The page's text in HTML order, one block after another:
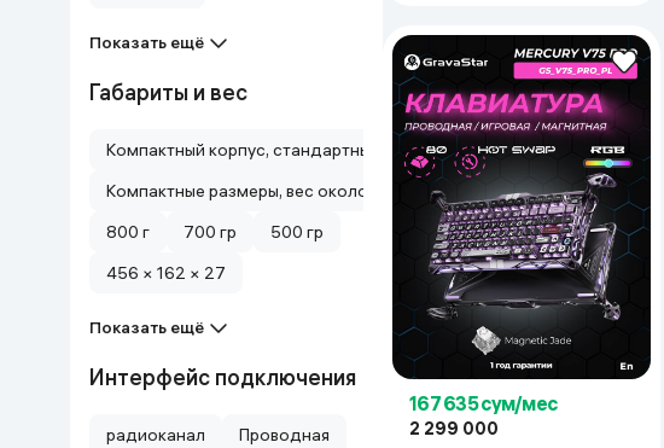
Строительство и ремонт
Ювелирные изделия
Дом и сад
Канцелярия
Показать ещё
Габариты и вес
Компактный корпус, стандартный вес
Компактные размеры, вес около 900 г
800 г
700 гр
500 гр
456 × 162 × 27
Показать ещё
Интерфейс подключения
радиоканал
Проводная
167 635 сум/мес
2 299 000